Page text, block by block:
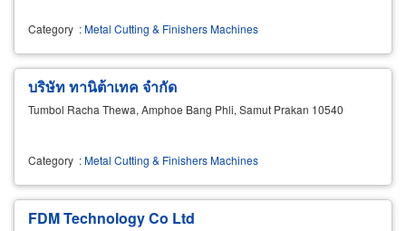
Category :Metal Cutting & Finishers Machines
บริษัท ทานิต้าเทค จำกัด
Tumbol Racha Thewa, Amphoe Bang Phli, Samut Prakan 10540
Category :Metal Cutting & Finishers Machines
FDM Technology Co Ltd